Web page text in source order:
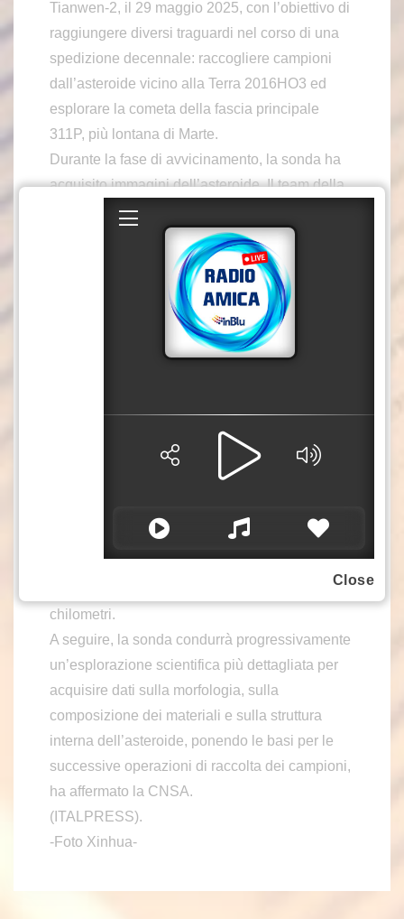
Tianwen-2, il 29 maggio 2025, con l’obiettivo di
raggiungere diversi traguardi nel corso di una
spedizione decennale: raccogliere campioni
dall’asteroide vicino alla Terra 2016HO3 ed
esplorare la cometa della fascia principale
311P, più lontana di Marte.
Durante la fase di avvicinamento, la sonda ha
acquisito immagini dell’asteroide. Il team della
missione ha utilizzato i dati di navigazione
ottica raccolti durante l’avvicinamento in
prossimità per affinare le effemeridi
dell’asteroide, riducendo l’incertezza sulla
posizione, determinata in precedenza solo
attraverso osservazioni da terra, da alcune
centinaia di chilometri a un ordine di grandezza
Nel suo viaggio verso l’asteroide, la sonda ha
eseguito manovre nello spazio profondo e
operazioni di correzione della traiettoria. Il 6
30.000 chilometri, è entrata in una traiettoria
complanare con l’asteroide, mentre il 19 giugno
chilometri.
A seguire, la sonda condurrà progressivamente
un’esplorazione scientifica più dettagliata per
acquisire dati sulla morfologia, sulla
composizione dei materiali e sulla struttura
interna dell’asteroide, ponendo le basi per le
successive operazioni di raccolta dei campioni,
ha affermato la CNSA.
(ITALPRESS).
-Foto Xinhua-
Close